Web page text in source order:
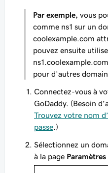
Par exemple, vous
comme ns1 sur un
coolexample.com
pouvez ensuite
ns1.coolexample.com
pour d’autres
Connectez-vous à
GoDaddy. (Besoin
Trouvez votre nom
passe .)
Sélectionnez un
à la page